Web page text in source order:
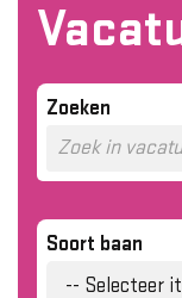
Zoeken
Soort baan
-- Selecteer